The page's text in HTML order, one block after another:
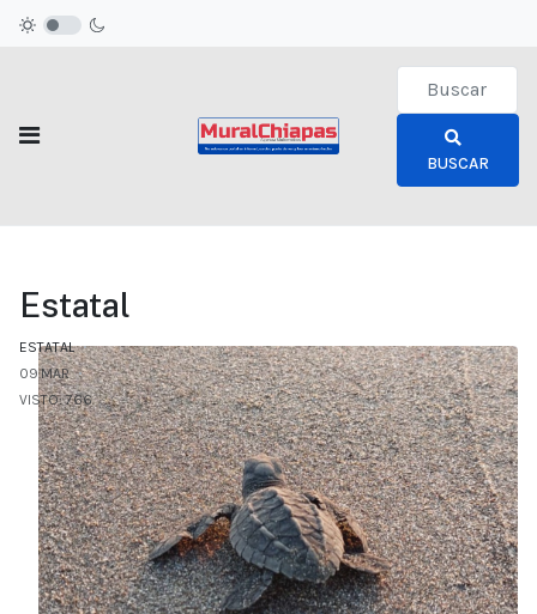
Type 2 or
BUSCAR
Estatal
ESTATAL
09.MAR
VISTO: 766